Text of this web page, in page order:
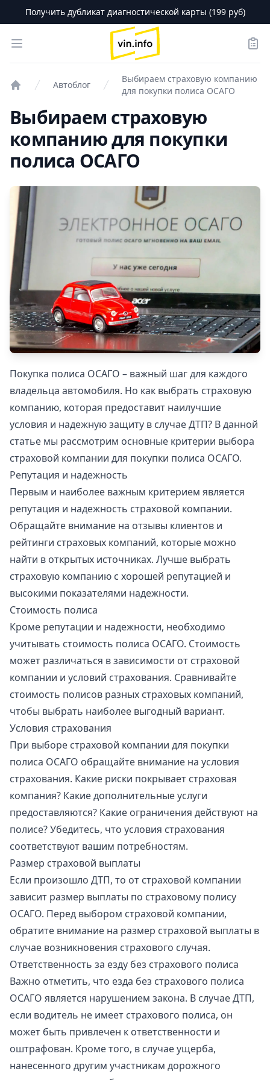
Получить дубликат диагностической карты (199 руб)
Open menu
logo
Автоблог
Выбираем страховую компанию
для покупки полиса ОСАГО
Выбираем страховую
компанию для покупки
полиса ОСАГО
Покупка полиса ОСАГО – важный шаг для каждого
владельца автомобиля. Но как выбрать страховую
компанию, которая предоставит наилучшие
условия и надежную защиту в случае ДТП? В данной
статье мы рассмотрим основные критерии выбора
страховой компании для покупки полиса ОСАГО.
Репутация и надежность
Первым и наиболее важным критерием является
репутация и надежность страховой компании.
Обращайте внимание на отзывы клиентов и
рейтинги страховых компаний, которые можно
найти в открытых источниках. Лучше выбрать
страховую компанию с хорошей репутацией и
высокими показателями надежности.
Стоимость полиса
Кроме репутации и надежности, необходимо
учитывать стоимость полиса ОСАГО. Стоимость
может различаться в зависимости от страховой
компании и условий страхования. Сравнивайте
стоимость полисов разных страховых компаний,
чтобы выбрать наиболее выгодный вариант.
Условия страхования
При выборе страховой компании для покупки
полиса ОСАГО обращайте внимание на условия
страхования. Какие риски покрывает страховая
компания? Какие дополнительные услуги
предоставляются? Какие ограничения действуют на
полисе? Убедитесь, что условия страхования
соответствуют вашим потребностям.
Размер страховой выплаты
Если произошло ДТП, то от страховой компании
зависит размер выплаты по страховому полису
ОСАГО. Перед выбором страховой компании,
обратите внимание на размер страховой выплаты в
случае возникновения страхового случая.
Ответственность за езду без страхового полиса
Важно отметить, что езда без страхового полиса
ОСАГО является нарушением закона. В случае ДТП,
если водитель не имеет страхового полиса, он
может быть привлечен к ответственности и
оштрафован. Кроме того, в случае ущерба,
нанесенного другим участникам дорожного